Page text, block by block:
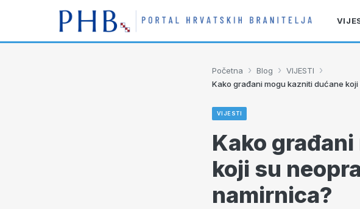
Početna › Blog › VIJESTI ›
Kako građani mogu kazniti dućane
VIJESTI
Kako
koji su
namirnica?